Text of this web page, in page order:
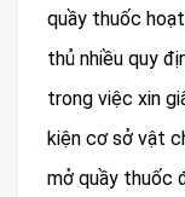
quầy thuốc
thủ nhiều quy
trong việc xin
kiện cơ sở vật
mở quầy thuốc